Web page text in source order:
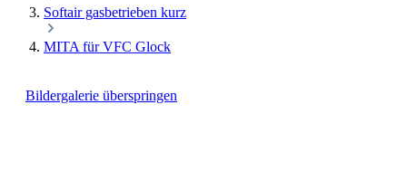
Softair gasbetrieben kurz
MITA für VFC Glock
Bildergalerie überspringen